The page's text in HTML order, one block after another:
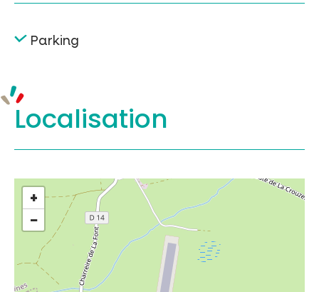
Parking
Localisation
+
−